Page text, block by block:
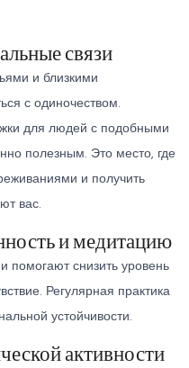
связи
и близкими
с одиночеством.
для людей с подобными
полезным. Это место, где
и получить
вас.
и медитацию
помогают снизить уровень
Регулярная практика
устойчивости.
активности